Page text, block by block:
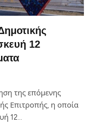
12
της επόμενης
Επιτροπής, η οποία
12…